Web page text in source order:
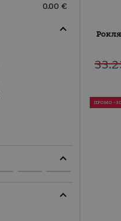
ПРОМО -
0.00 €